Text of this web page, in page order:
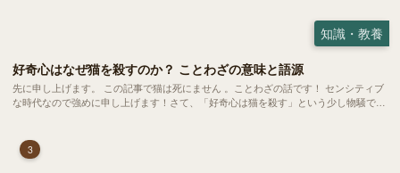
知識・教養
好奇心はなぜ猫を殺すのか？ ことわざの意味と語源
先に申し上げます。 この記事で猫は死にません 。ことわざの話です！ センシティブ
な時代なので強めに申し上げます！さて、「好奇心は猫を殺す」という少し物騒で、
3